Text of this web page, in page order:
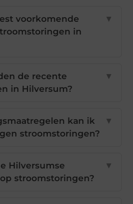
voorkomende
in
▼
de recente
in Hilversum?
▼
kan ik
stroomstoringen?
▼
Hilversumse
stroomstoringen?
▼